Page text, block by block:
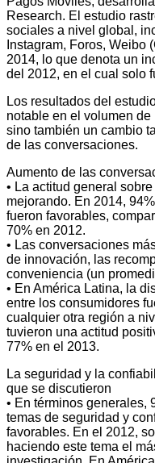
Research. El estudio
sociales a nivel global,
Instagram, Foros, Weibo
2014, lo que denota un
del 2012, en el cual solo
Los resultados del
notable en el volumen
sino también un cambio
de las conversaciones.
Aumento de las
• La actitud general
mejorando. En 2014,
fueron favorables,
70% en 2012.
• Las conversaciones
de innovación, las
conveniencia (un
• En América Latina, la
entre los consumidores
cualquier otra región a
tuvieron una actitud
77% en el 2013.
La seguridad y la
que se discutieron
• En términos generales,
temas de seguridad y
favorables. En el 2012,
haciendo este tema el